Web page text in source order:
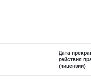
Дата
действия
(лицензии)